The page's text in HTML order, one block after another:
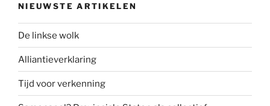
NIEUWSTE ARTIKELEN
De linkse wolk
Alliantieverklaring
Tijd voor verkenning